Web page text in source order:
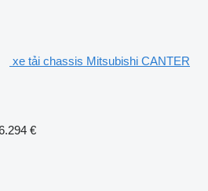
xe tải chassis Mitsubishi CANTER
€